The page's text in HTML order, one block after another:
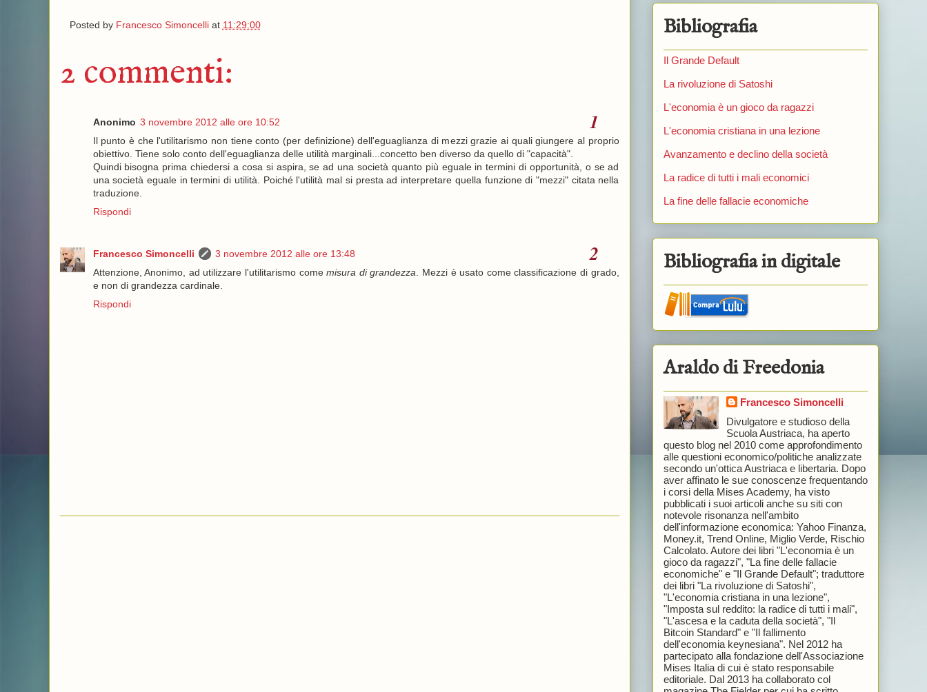
Posted by Francesco Simoncelli at 11:29:00
2 commenti:
Anonimo 3 novembre 2012 alle ore 10:52
Il punto è che l'utilitarismo non tiene conto (per definizione) dell'eguaglianza di mezzi grazie ai quali giungere al proprio
obiettivo. Tiene solo conto dell'eguaglianza delle utilità marginali...concetto ben diverso da quello di "capacità".
Quindi bisogna prima chiedersi a cosa si aspira, se ad una società quanto più eguale in termini di opportunità, o se ad
una società eguale in termini di utilità. Poiché l'utilità mal si presta ad interpretare quella funzione di "mezzi" citata nella
traduzione.
Rispondi
Francesco Simoncelli
3 novembre 2012 alle ore 13:48
Attenzione, Anonimo, ad utilizzare l'utilitarismo comemisura di grandezza . Mezzi è usato come classificazione di grado,
e non di grandezza cardinale.
Rispondi
Bibliografia
Il Grande Default
La rivoluzione di Satoshi
L'economia è un gioco da ragazzi
L'economia cristiana in una lezione
Avanzamento e declino della società
La radice di tutti i mali economici
La fine delle fallacie economiche
Bibliografia in digitale
Araldo di Freedonia
Francesco Simoncelli
Divulgatore e studioso della
Scuola Austriaca, ha aperto
questo blog nel 2010 come approfondimento
alle questioni economico/politiche analizzate
secondo un'ottica Austriaca e libertaria. Dopo
aver affinato le sue conoscenze frequentando
i corsi della Mises Academy, ha visto
pubblicati i suoi articoli anche su siti con
notevole risonanza nell'ambito
dell'informazione economica: Yahoo Finanza,
Money.it, Trend Online, Miglio Verde, Rischio
Calcolato. Autore dei libri "L'economia è un
gioco da ragazzi", "La fine delle fallacie
economiche" e "Il Grande Default"; traduttore
dei libri "La rivoluzione di Satoshi",
"L'economia cristiana in una lezione",
"Imposta sul reddito: la radice di tutti i mali",
"L'ascesa e la caduta della società", "Il
Bitcoin Standard" e "Il fallimento
dell'economia keynesiana". Nel 2012 ha
partecipato alla fondazione dell'Associazione
Mises Italia di cui è stato responsabile
editoriale. Dal 2013 ha collaborato col